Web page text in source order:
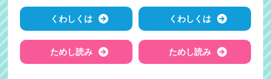
くわしくは
ためし読み
くわしくは
ためし読み